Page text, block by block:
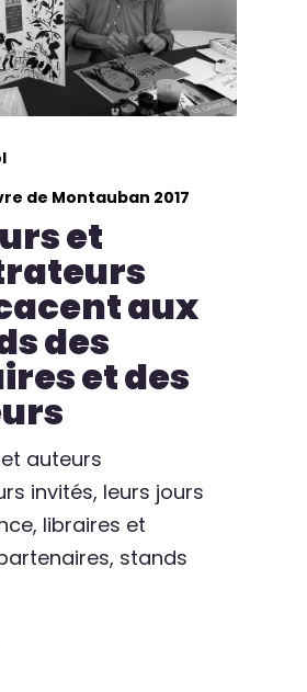
de Montauban 2017
et
aux
des
et des
auteurs
invités, leurs jours
libraires et
stands